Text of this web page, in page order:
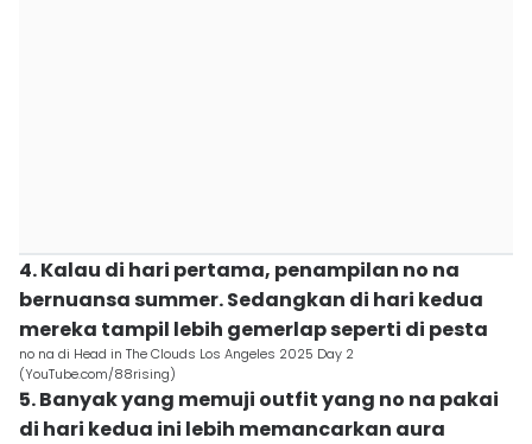
4. Kalau di hari pertama, penampilan no na
bernuansa summer. Sedangkan di hari kedua
mereka tampil lebih gemerlap seperti di pesta
no na di Head in The Clouds Los Angeles 2025 Day 2
(YouTube.com/88rising)
5. Banyak yang memuji outfit yang no na pakai
di hari kedua ini lebih memancarkan aura